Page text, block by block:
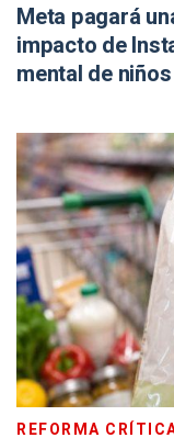
Meta pagará
impacto de
mental de
REFORMA